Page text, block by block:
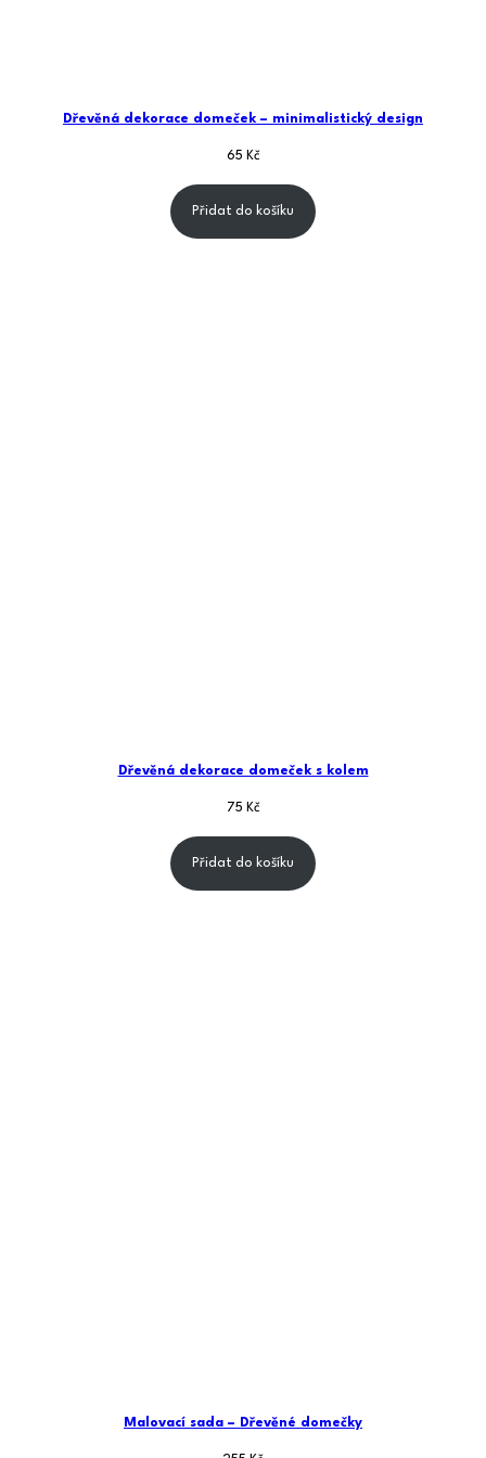
Dřevěná dekorace domeček – minimalistický design
65 Kč
Přidat do košíku
Dřevěná dekorace domeček s kolem
75 Kč
Přidat do košíku
Malovací sada – Dřevěné domečky